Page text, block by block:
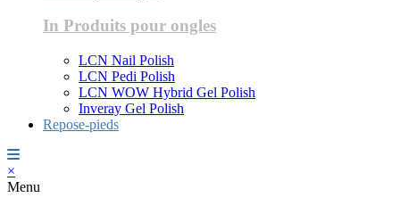
In Produits pour ongles
LCN Nail Polish
LCN Pedi Polish
LCN WOW Hybrid Gel Polish
Inveray Gel Polish
Repose-pieds
×
Menu